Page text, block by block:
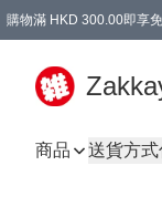
購物滿 HKD 300.00即享
商品 送貨方式